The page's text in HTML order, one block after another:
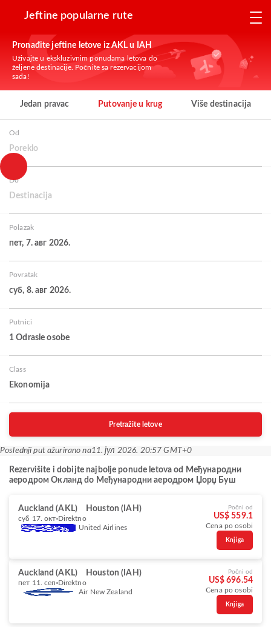
Jeftine popularne rute
Pronađite jeftine letove iz AKL u IAH
Uživajte u ekskluzivnim ponudama letova do
željene destinacije. Počnite sa rezervacijom
sada!
Jedan pravac Putovanje u krug Više destinacija
Od
Poreklo
Do
Destinacija
Polazak
пет, 7. авг 2026.
Povratak
суб, 8. авг 2026.
Putnici
1 Odrasle osobe
Class
Ekonomija
Pretražite letove
Poslednji put ažurirano na11. јул 2026. 20:57 GMT+0
Rezervišite i dobijte najbolje ponude letova od Међународни
аеродром Окланд do Међународни аеродром Џорџ Буш
Auckland (AKL) Houston (IAH)
суб 17. окт Direktno
United Airlines
Počni od
US$ 559.1
Cena po osobi
Knjiga
Auckland (AKL) Houston (IAH)
пет 11. сеп Direktno
Air New Zealand
Počni od
US$ 696.54
Cena po osobi
Knjiga